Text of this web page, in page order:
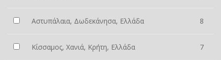
Αστυπάλαια, Δωδεκάνησα, Ελλάδα 8
Κίσσαμος, Χανιά, Κρήτη, Ελλάδα 7